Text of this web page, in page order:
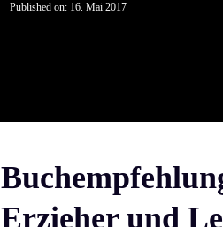
Published on: 16. Mai 2017
Erzieher und